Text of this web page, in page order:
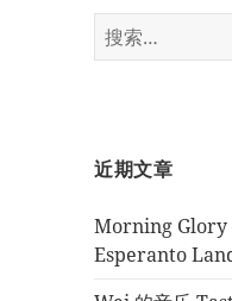
搜
索：
近期文章
Morning
Esperanto